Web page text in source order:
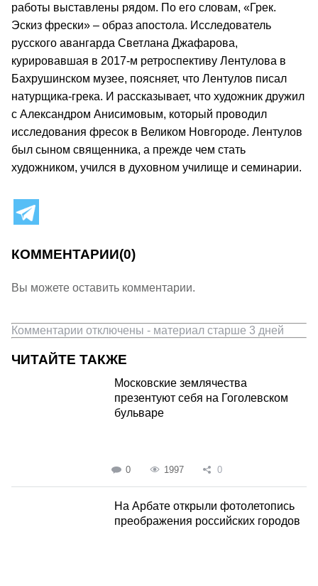
работы выставлены рядом. По его словам, «Грек.
Эскиз фрески» – образ апостола. Исследователь
русского авангарда Светлана Джафарова,
курировавшая в 2017-м ретроспективу Лентулова в
Бахрушинском музее, поясняет, что Лентулов писал
натурщика-грека. И рассказывает, что художник дружил
с Александром Анисимовым, который проводил
исследования фресок в Великом Новгороде. Лентулов
был сыном священника, а прежде чем стать
художником, учился в духовном училище и семинарии.
КОММЕНТАРИИ(0)
Вы можете оставить комментарии.
Комментарии отключены - материал старше 3 дней
ЧИТАЙТЕ ТАКЖЕ
Московские землячества
презентуют себя на Гоголевском
бульваре
0 1997 0
На Арбате открыли фотолетопись
преображения российских городов